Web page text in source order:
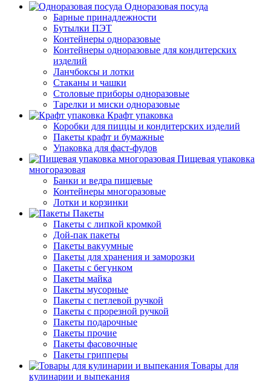
Одноразовая посуда
Барные принадлежности
Бутылки ПЭТ
Контейнеры одноразовые
Контейнеры одноразовые для кондитерских
изделий
Ланчбоксы и лотки
Стаканы и чашки
Столовые приборы одноразовые
Тарелки и миски одноразовые
Крафт упаковка
Коробки для пиццы и кондитерских изделий
Пакеты крафт и бумажные
Упаковка для фаст-фудов
Пищевая упаковка
многоразовая
Банки и ведра пищевые
Контейнеры многоразовые
Лотки и корзинки
Пакеты
Пакеты с липкой кромкой
Дой-пак пакеты
Пакеты вакуумные
Пакеты для хранения и заморозки
Пакеты с бегунком
Пакеты майка
Пакеты мусорные
Пакеты с петлевой ручкой
Пакеты с прорезной ручкой
Пакеты подарочные
Пакеты прочие
Пакеты фасовочные
Пакеты грипперы
Товары для
кулинарии и выпекания